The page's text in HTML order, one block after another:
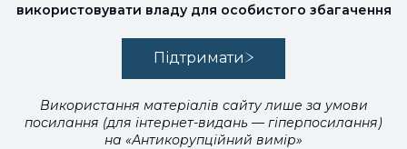
використовувати владу для особистого збагачення
Підтримати
Використання матеріалів сайту лише за умови
посилання (для інтернет-видань — гіперпосилання)
на «Антикорупційний вимір»